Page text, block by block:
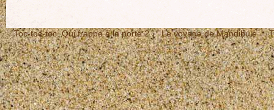
Toc-toc-toc, Qui frappe à la porte ? Le voyage de Mandibule